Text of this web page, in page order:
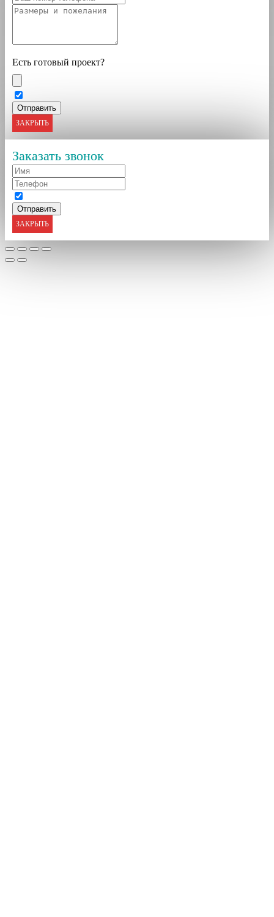
Есть готовый проект?
ЗАКРЫТЬ
Заказать звонок
ЗАКРЫТЬ